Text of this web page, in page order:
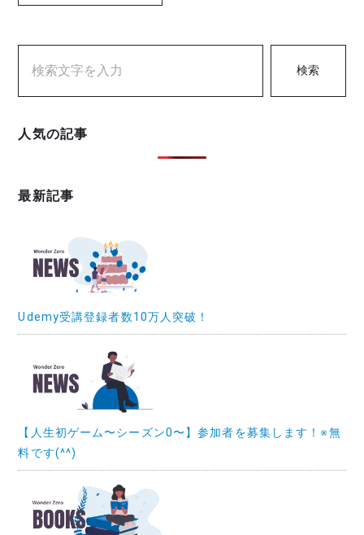
検索
人気の記事
最新記事
Udemy受講登録者数10万人突破！
【人生初ゲーム〜シーズン0〜】参加者を募集します！※無
料です(^^)